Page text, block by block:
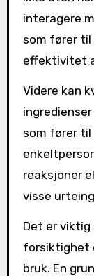
interagere
som fører til
effektivitet
Videre kan
som fører til
reaksjoner
visse
Det er
forsiktighet
bruk. En